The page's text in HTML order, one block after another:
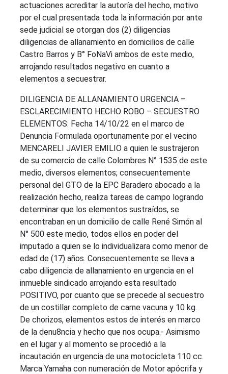
actuaciones acreditar la autoría del hecho, motivo
por el cual presentada toda la información por ante
sede judicial se otorgan dos (2) diligencias
diligencias de allanamiento en domicilios de calle
Castro Barros y B° FoNaVi ambos de este medio,
arrojando resultados negativo en cuanto a
elementos a secuestrar.
DILIGENCIA DE ALLANAMIENTO URGENCIA –
ESCLARECIMIENTO HECHO ROBO – SECUESTRO
ELEMENTOS: Fecha 14/10/22 en el marco de
Denuncia Formulada oportunamente por el vecino
MENCARELI JAVIER EMILIO a quien le sustrajeron
de su comercio de calle Colombres N° 1535 de este
medio, diversos elementos; consecuentemente
personal del GTO de la EPC Baradero abocado a la
realización hecho, realiza tareas de campo logrando
determinar que los elementos sustraídos, se
encontraban en un domicilio de calle René Simón al
N° 500 este medio, todos ellos en poder del
imputado a quien se lo individualizara como menor de
edad de (17) años. Consecuentemente se lleva a
cabo diligencia de allanamiento en urgencia en el
inmueble sindicado arrojando esta resultado
POSITIVO, por cuanto que se precede al secuestro
de un costillar completo de carne vacuna y 10 kg.
De chorizos, elementos estos de interés en marco
de la denu8ncia y hecho que nos ocupa.- Asimismo
en el lugar y al momento se procedió a la
incautación en urgencia de una motocicleta 110 cc.
Marca Yamaha con numeración de Motor apócrifa y